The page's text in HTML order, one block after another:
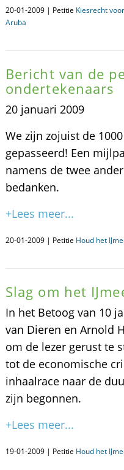
20-01-2009 | Petitie Kiesrecht
Aruba
Bericht van de
ondertekenaars
20 januari 2009
We zijn zojuist de
gepasseerd! Een
namens de twee
bedanken.
+Lees meer...
20-01-2009 | Petitie Houd het
Slag om het
In het Betoog van 10
van Dieren en Arnold
om de lezer gerust te
tot de economische
inhaalrace naar de
zijn begonnen.
+Lees meer...
19-01-2009 | Petitie Houd het